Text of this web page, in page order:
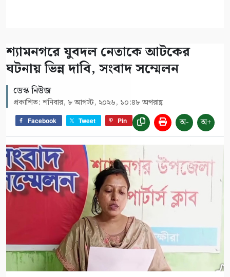
শ্যামনগরে যুবদল নেতাকে আটকের
ঘটনায় ভিন্ন দাবি, সংবাদ সম্মেলন
ডেস্ক নিউজ
প্রকাশিত: শনিবার, ৮ আগস্ট, ২০২৬, ১০:৪৮ অপরাহ্ণ
Facebook Tweet Pin অ- অ+